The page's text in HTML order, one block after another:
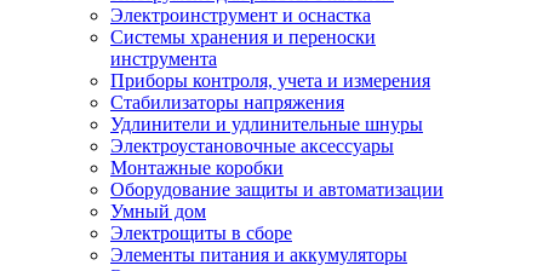
Электроинструмент и оснастка
Системы хранения и переноски
инструмента
Приборы контроля, учета и измерения
Стабилизаторы напряжения
Удлинители и удлинительные шнуры
Электроустановочные аксессуары
Монтажные коробки
Оборудование защиты и автоматизации
Умный дом
Электрощиты в сборе
Элементы питания и аккумуляторы